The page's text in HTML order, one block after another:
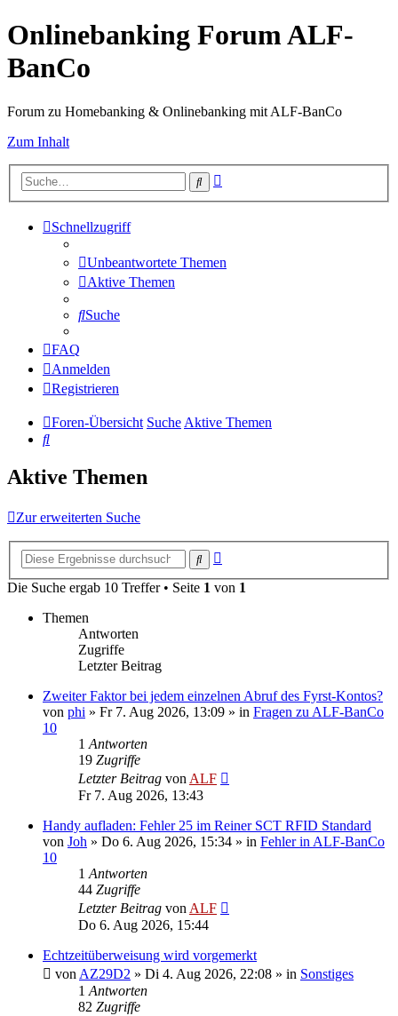
Onlinebanking Forum ALF-
BanCo
Forum zu Homebanking & Onlinebanking mit ALF-BanCo
Zum Inhalt
Suche
Schnellzugriff
Unbeantwortete Themen
Aktive Themen
Suche
FAQ
Anmelden
Registrieren
Foren-Übersicht SucheAktive Themen
Suche
Aktive Themen
Zur erweiterten Suche
Suche
Die Suche ergab 10 Treffer • Seite 1 von 1
Themen
Antworten
Zugriffe
Letzter Beitrag
Zweiter Faktor bei jedem einzelnen Abruf des Fyrst-Kontos?
von phi » Fr 7. Aug 2026, 13:09 » in Fragen zu ALF-BanCo
10
1 Antworten
19 Zugriffe
Letzter Beitrag von ALF
Fr 7. Aug 2026, 13:43
Handy aufladen: Fehler 25 im Reiner SCT RFID Standard
von Joh » Do 6. Aug 2026, 15:34 » in Fehler in ALF-BanCo
10
1 Antworten
44 Zugriffe
Letzter Beitrag von ALF
Do 6. Aug 2026, 15:44
Echtzeitüberweisung wird vorgemerkt
von AZ29D2 » Di 4. Aug 2026, 22:08 » in Sonstiges
1 Antworten
82 Zugriffe